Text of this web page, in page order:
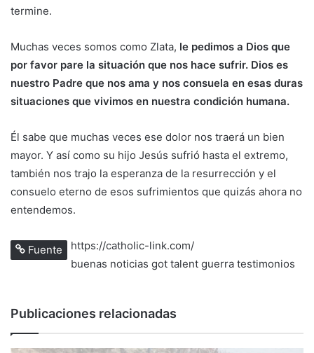
termine.
Muchas veces somos como Zlata, le pedimos a Dios que
por favor pare la situación que nos hace sufrir. Dios es
nuestro Padre que nos ama y nos consuela en esas duras
situaciones que vivimos en nuestra condición humana.
Él sabe que muchas veces ese dolor nos traerá un bien
mayor. Y así como su hijo Jesús sufrió hasta el extremo,
también nos trajo la esperanza de la resurrección y el
consuelo eterno de esos sufrimientos que quizás ahora no
entendemos.
Fuente
https://catholic-link.com/
buenas noticias got talent guerra testimonios
Publicaciones relacionadas